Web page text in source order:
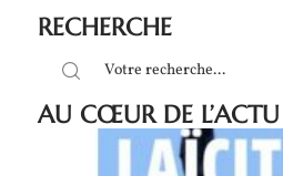
RECHERCHE
AU CŒUR DE L’ACTU